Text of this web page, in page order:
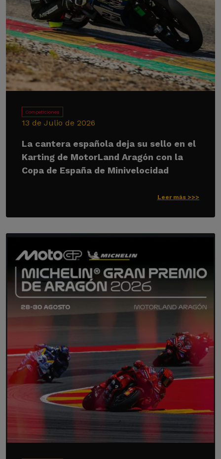
Competiciones
13 de Julio de 2026
La cantera española deja su sello en el
Karting de MotorLand Aragón con la
Copa de España de Minivelocidad
Leer más >>>